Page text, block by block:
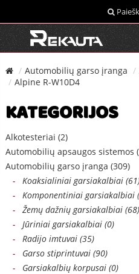
Automobilių garso įranga
Alpine R-W10D4
KATEGORIJOS
Alkotesteriai (2)
Automobilių apsaugos sistemos
Automobilių garso įranga (309)
- Koaksialiniai garsiakalbiai
- Komponentiniai garsiakalbiai
- Žemų dažnių garsiakalbiai (68)
- Jūriniai garsiakalbiai (0)
- Radijo imtuvai (35)
- Garso stiprintuvai (90)
- Garsiakalbių korpusai (0)